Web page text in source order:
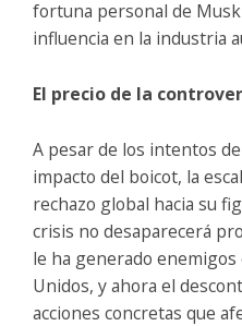
fortuna personal de
influencia en la industria
El precio de la
A pesar de los intentos
impacto del boicot, la
rechazo global hacia su
crisis no desaparecerá
le ha generado
Unidos, y ahora el
acciones concretas que